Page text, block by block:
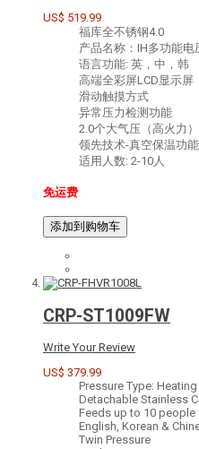
US$ 519.99
福库全不锈钢4.0
产品名称：IH多功能电
语言功能: 英，中，韩
高端全彩屏LCD显示屏
滑动触摸方式
异常压力检测功能
2.0个大气压（高火力）
领先技术-真空保温功能
适用人数: 2-10人
免运费
添加到购物车
CRP-ST1009FW
Write Your Review
US$ 379.99
Pressure Type:
Detachable Stainless
Feeds up to 10 people
English, Korean &
Twin Pressure